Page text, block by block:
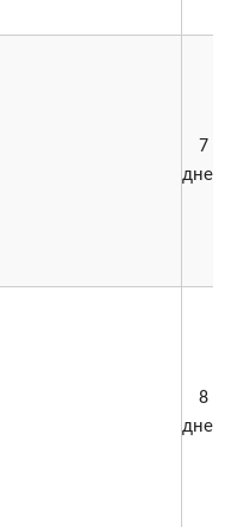
7
дней
8
дней